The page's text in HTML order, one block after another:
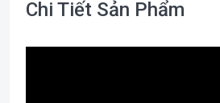
Chi Tiết Sản Phẩm